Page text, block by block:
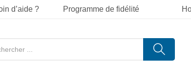
d’aide ? Programme de fidélité